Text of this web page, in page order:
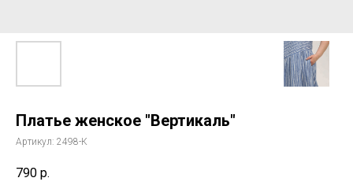
Платье женское "Вертикаль"
Артикул: 2498-К
790 р.